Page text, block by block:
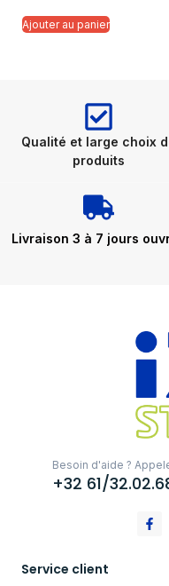
Ajouter au panier
Qualité et large choix
produits
Livraison 3 à 7 jours
Besoin d'aide ?
+32 61/
Service client